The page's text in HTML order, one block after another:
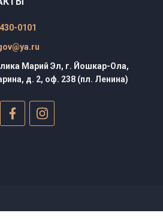
0101
Марий Эл, г. Йошкар-Ола,
д. 2, оф. 238 (пл. Ленина)